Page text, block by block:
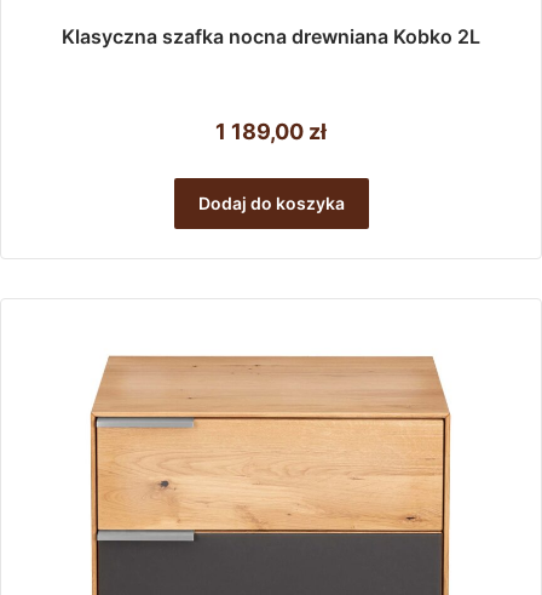
Klasyczna szafka nocna drewniana Kobko 2L
1 189,00 zł
Dodaj do koszyka